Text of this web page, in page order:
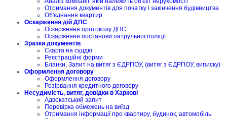
Отримання документів для початку і закінчення будівництва
Об'єднання квартир
Оскарження дій ДПС
Оскарження протоколу ДПС
Оскарження постанови патрульної поліції
Зразки документів
Скарга на суддю
Реєстраційні форми
Бланки, Запит на витяг з ЄДРПОУ, (витяг з ЄДРПОУ, виписку)
Оформлення договору
Оформлення договору
Розірвання кредитного договору
Несудимість, витяг, довідки в Харкові
Адвокатський запит
Перевірка обмежень на виїзд
Отримання інформації про квартиру, будинок, автомобіль